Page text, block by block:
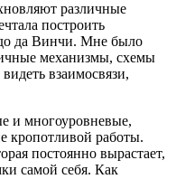
различные
построить
да Винчи. Мне было
механизмы, схемы
взаимосвязи,
и многоуровневые,
кропотливой работы.
постоянно вырастает,
самой себя. Как